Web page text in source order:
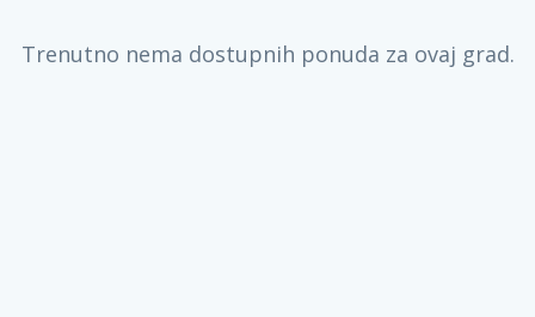
Trenutno nema dostupnih ponuda za ovaj grad.